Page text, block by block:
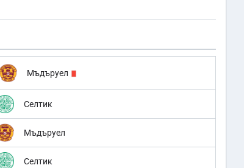
Мъдъруел
Селтик
Мъдъруел
Селтик